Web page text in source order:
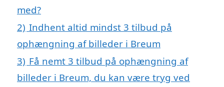
med?
2) Indhent altid mindst 3 tilbud på
ophængning af billeder i Breum
3) Få nemt 3 tilbud på ophængning af
billeder i Breum, du kan være tryg ved